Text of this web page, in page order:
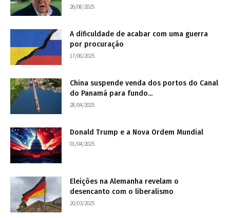
26/08/2025
A dificuldade de acabar com uma guerra
por procuração
17/06/2025
China suspende venda dos portos do Canal
do Panamá para fundo...
28/04/2025
Donald Trump e a Nova Ordem Mundial
01/04/2025
Eleições na Alemanha revelam o
desencanto com o liberalismo
20/03/2025